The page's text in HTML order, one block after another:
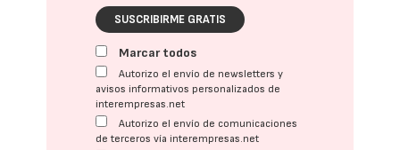
SUSCRIBIRME GRATIS
Marcar todos
Autorizo el envío de newsletters y
avisos informativos personalizados de
interempresas.net
Autorizo el envío de comunicaciones
de terceros vía interempresas.net